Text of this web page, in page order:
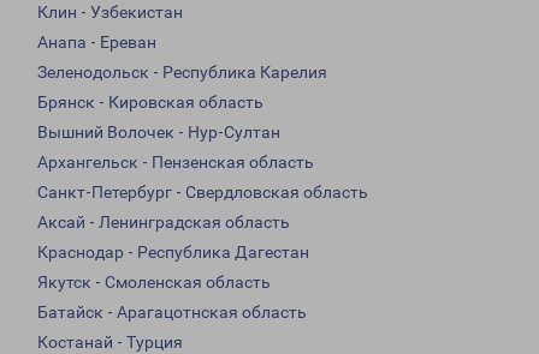
Клин - Узбекистан
Анапа - Ереван
Зеленодольск - Республика Карелия
Брянск - Кировская область
Вышний Волочек - Нур-Султан
Архангельск - Пензенская область
Санкт-Петербург - Свердловская область
Аксай - Ленинградская область
Краснодар - Республика Дагестан
Якутск - Смоленская область
Батайск - Арагацотнская область
Костанай - Турция